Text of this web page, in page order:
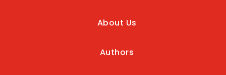
About Us
Authors